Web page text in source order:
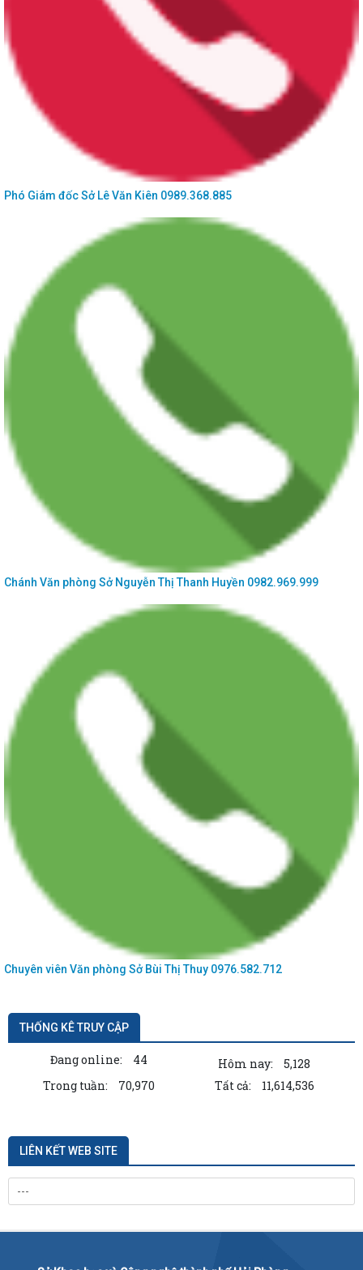
Phó Giám đốc SởLê Văn Kiên 0989.368.885
Chánh Văn phòng SởNguyễn Thị Thanh Huyền 0982.969.999
Chuyên viên Văn phòng SởBùi Thị Thuy 0976.582.712
THỐNG KÊ TRUY CẬP
Đang online: 44 Hôm nay:
5,128
Trong tuần:
70,970 Tất cả: 11,614,536
LIÊN KẾT WEB SITE